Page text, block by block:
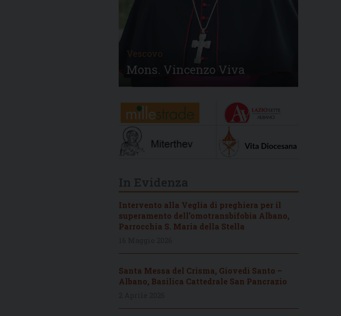
Vescovo
Mons. Vincenzo Viva
Intervento alla Veglia di preghiera per il
superamento dell’omotransbifobia Albano,
Parrocchia S. Maria della Stella
Santa Messa del Crisma, Giovedì Santo –
Albano, Basilica Cattedrale San Pancrazio